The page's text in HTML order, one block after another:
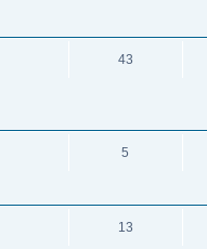
43
5
13